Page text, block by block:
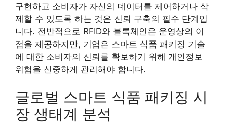
구현하고 소비자가 자신의 데이터를 제어하거나 삭
제할 수 있도록 하는 것은 신뢰 구축의 필수 단계입
니다. 전반적으로 RFID와 블록체인은 운영상의 이
점을 제공하지만, 기업은 스마트 식품 패키징 기술
에 대한 소비자의 신뢰를 확보하기 위해 개인정보
위험을 신중하게 관리해야 합니다.
글로벌 스마트 식품 패키징 시
장 생태계 분석